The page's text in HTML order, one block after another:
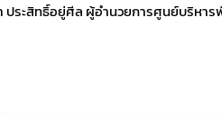
ประสิทธิ์อยู่ศีล ผู้อำนวยการศูนย์บริหา